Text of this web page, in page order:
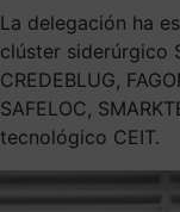
La delegación ha
clúster siderúrgico
CREDEBLUG,
SAFELOC,
tecnológico CEIT.